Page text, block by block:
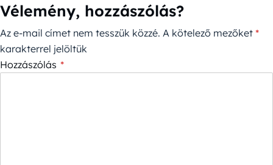
Vélemény, hozzászólás?
Az e-mail címet nem tesszük közzé. A kötelező mezőket *
karakterrel jelöltük
Hozzászólás *